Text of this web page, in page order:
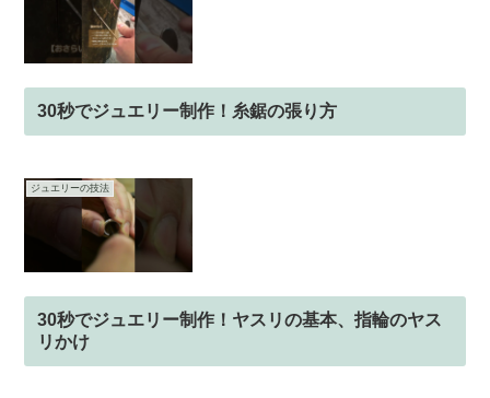
30秒でジュエリー制作！糸鋸の張り方
ジュエリーの技法
30秒でジュエリー制作！ヤスリの基本、指輪のヤス
リかけ